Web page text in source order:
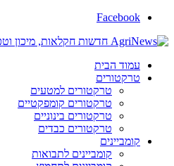
Facebook
עמוד הבית
טרקטורים
טרקטורים למטעים
טרקטורים קומפקטיים
טרקטורים בינוניים
טרקטורים כבדים
קומביינים
קומביינים לתבואות